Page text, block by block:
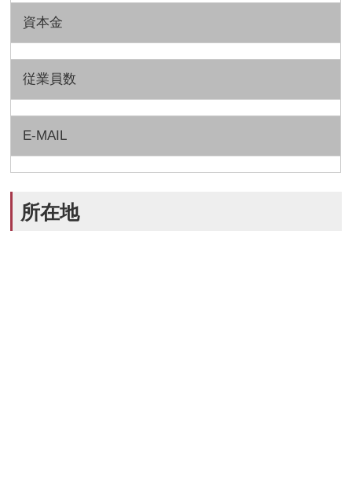
資本金
従業員数
E-MAIL
所在地